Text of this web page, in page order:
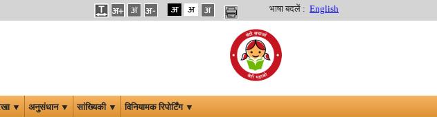
भाषा बदलें : English
▼ अनुसंधान ▼ सांख्यिकी ▼ विनियामक रिपोर्टिंग ▼